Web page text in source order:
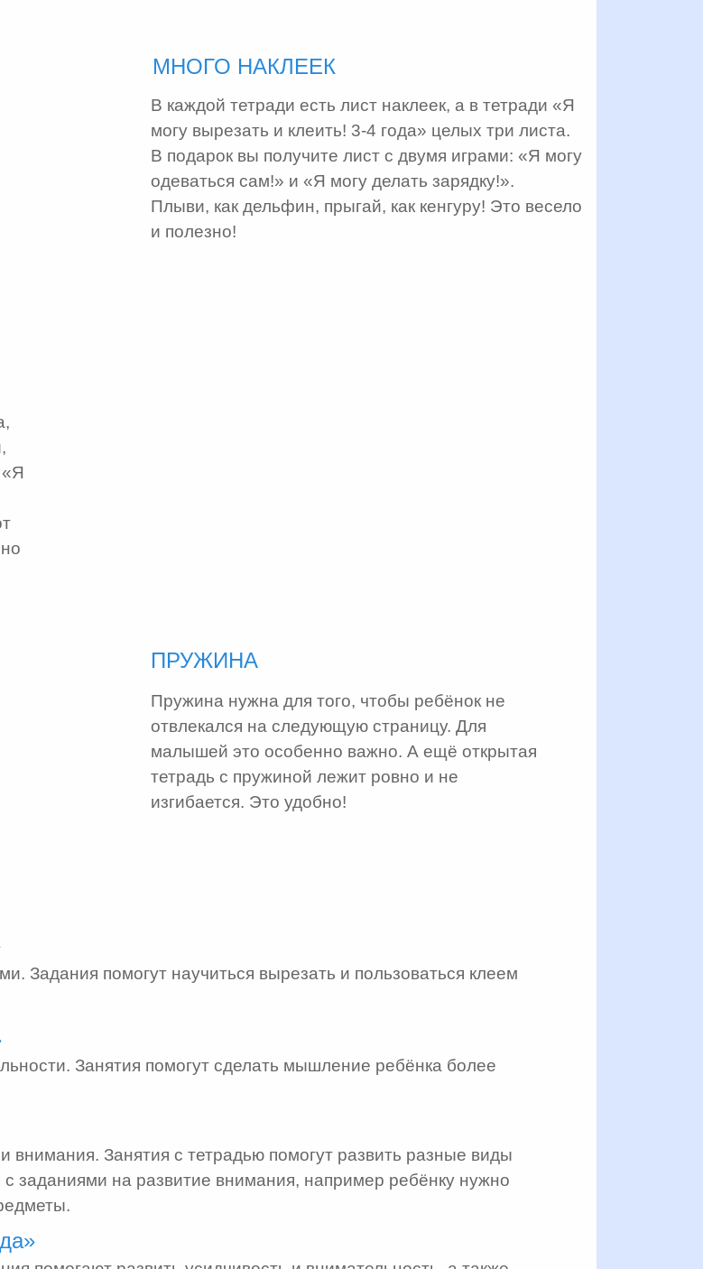
Задания помогут научиться вырезать и пользоваться клеем
Занятия помогут сделать мышление ребёнка более
внимания. Занятия с тетрадью помогут развить разные виды
заданиями на развитие внимания, например ребёнку нужно
«Я
Пружина нужна для того, чтобы ребёнок не
отвлекался на следующую страницу. Для
малышей это особенно важно. А ещё открытая
тетрадь с пружиной лежит ровно и не
изгибается. Это удобно!
ПРУЖИНА
МНОГО НАКЛЕЕК
В каждой тетради есть лист наклеек, а в тетради «Я
могу вырезать и клеить! 3-4 года» целых три листа.
В подарок вы получите лист с двумя играми: «Я могу
одеваться сам!» и «Я могу делать зарядку!».
Плыви, как дельфин, прыгай, как кенгуру! Это весело
и полезно!